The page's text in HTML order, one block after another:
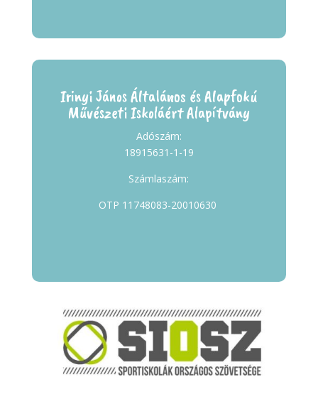
Irinyi János Általános és Alapfokú
Művészeti Iskoláért Alapítvány
Adószám:
18915631-1-19
Számlaszám:
OTP 11748083-20010630